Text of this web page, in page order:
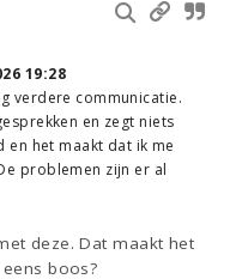
19:28
verdere communicatie.
en zegt niets
en het maakt dat ik me
problemen zijn er al
deze. Dat maakt het
boos?